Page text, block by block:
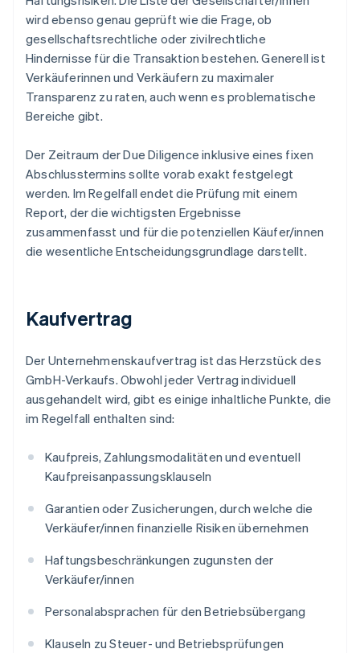
wird ebenso genau geprüft wie die Frage, ob
gesellschaftsrechtliche oder zivilrechtliche
Hindernisse für die Transaktion bestehen. Generell ist
Verkäuferinnen und Verkäufern zu maximaler
Transparenz zu raten, auch wenn es problematische
Bereiche gibt.
Der Zeitraum der Due Diligence inklusive eines fixen
Abschlusstermins sollte vorab exakt festgelegt
werden. Im Regelfall endet die Prüfung mit einem
Report, der die wichtigsten Ergebnisse
zusammenfasst und für die potenziellen Käufer/innen
die wesentliche Entscheidungsgrundlage darstellt.
Kaufvertrag
Der Unternehmenskaufvertrag ist das Herzstück des
GmbH-Verkaufs. Obwohl jeder Vertrag individuell
ausgehandelt wird, gibt es einige inhaltliche Punkte, die
im Regelfall enthalten sind:
Kaufpreis, Zahlungsmodalitäten und eventuell
Kaufpreisanpassungsklauseln
Garantien oder Zusicherungen, durch welche die
Verkäufer/innen finanzielle Risiken übernehmen
Haftungsbeschränkungen zugunsten der
Verkäufer/innen
Personalabsprachen für den Betriebsübergang
Klauseln zu Steuer- und Betriebsprüfungen